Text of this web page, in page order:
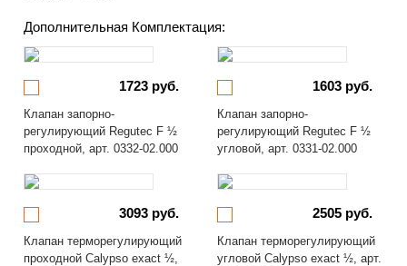
Дополнительная Комплектация:
1723 руб.
Клапан запорно-
регулирующий Regutec F ½
проходной, арт. 0332-02.000
1603 руб.
Клапан запорно-
регулирующий Regutec F ½
угловой, арт. 0331-02.000
3093 руб.
Клапан терморегулирующий
проходной Calypso exact ½,
2505 руб.
Клапан терморегулирующий
угловой Calypso exact ½, арт.